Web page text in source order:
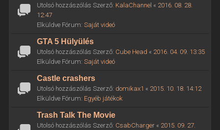
Utolsó hozzászólás Szerző: KalaChannel « 2016. 08. 28.
12:47
Elküldve Fórum: Saját videó
GTA 5 Hülyülés
Utolsó hozzászólás Szerző: Cube Head « 2016. 04. 09. 13:35
Elküldve Fórum: Saját videó
Castle crashers
Utolsó hozzászólás Szerző: domikax1 « 2015. 10. 18. 14:12
Elküldve Fórum: Egyéb játékok
Trash Talk The Movie
Utolsó hozzászólás Szerző: CsabCharger« 2015. 09. 27.